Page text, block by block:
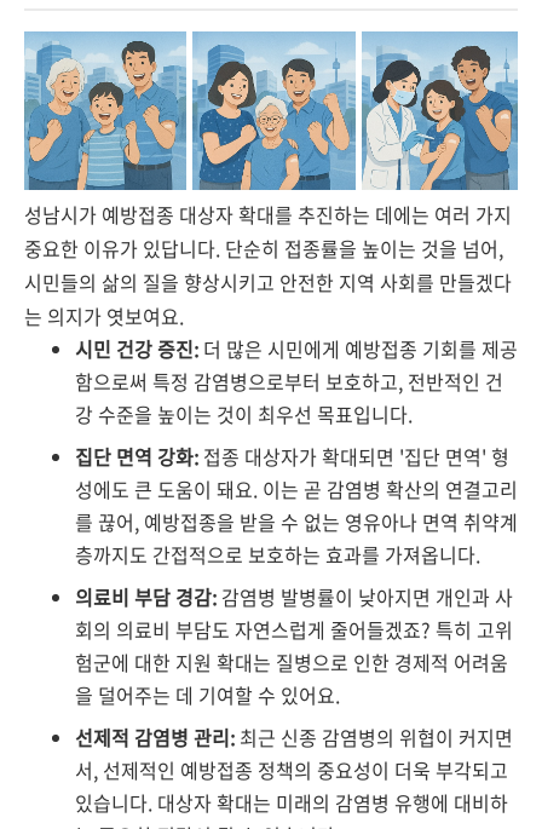
성남시가 예방접종 대상자 확대를 추진하는 데에는 여러 가지
중요한 이유가 있답니다. 단순히 접종률을 높이는 것을 넘어,
시민들의 삶의 질을 향상시키고 안전한 지역 사회를 만들겠다
는 의지가 엿보여요.
시민 건강 증진: 더 많은 시민에게 예방접종 기회를 제공
함으로써 특정 감염병으로부터 보호하고, 전반적인 건
강 수준을 높이는 것이 최우선 목표입니다.
집단 면역 강화: 접종 대상자가 확대되면 '집단 면역' 형
성에도 큰 도움이 돼요. 이는 곧 감염병 확산의 연결고리
를 끊어, 예방접종을 받을 수 없는 영유아나 면역 취약계
층까지도 간접적으로 보호하는 효과를 가져옵니다.
의료비 부담 경감: 감염병 발병률이 낮아지면 개인과 사
회의 의료비 부담도 자연스럽게 줄어들겠죠? 특히 고위
험군에 대한 지원 확대는 질병으로 인한 경제적 어려움
을 덜어주는 데 기여할 수 있어요.
선제적 감염병 관리: 최근 신종 감염병의 위협이 커지면
서, 선제적인 예방접종 정책의 중요성이 더욱 부각되고
있습니다. 대상자 확대는 미래의 감염병 유행에 대비하